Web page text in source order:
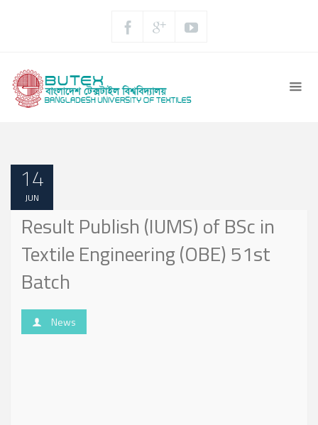
14
JUN
Result Publish (IUMS) of BSc in
Textile Engineering (OBE) 51st
Batch
News